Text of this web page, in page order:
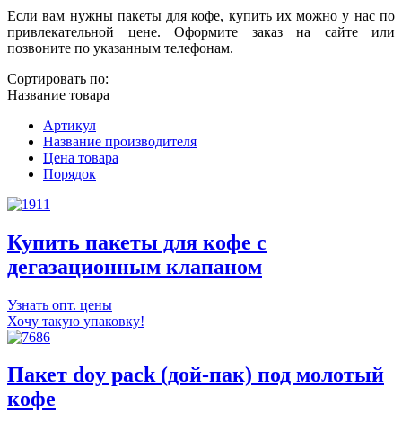
Если вам нужны пакеты для кофе, купить их можно у нас по
привлекательной цене. Оформите заказ на сайте или
позвоните по указанным телефонам.
Сортировать по:
Название товара
Артикул
Название производителя
Цена товара
Порядок
Купить пакеты для кофе с
дегазационным клапаном
Узнать опт. цены
Хочу такую упаковку!
Пакет doy pack (дой-пак) под молотый
кофе